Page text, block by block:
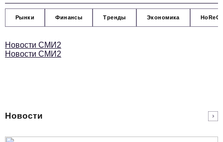
Рынки Финансы Тренды Экономика HoReCa
Новости СМИ2
Новости СМИ2
Новости